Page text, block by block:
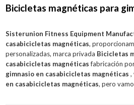
Bicicletas magnéticas para
Sisterunion Fitness Equipment
casabicicletas magnéticas,
personalizadas, marca privada Bicicletas
casabicicletas magnéticasfabricación
gimnasio en casabicicletas magnéticas ,
en casabicicletas magnéticas, pero